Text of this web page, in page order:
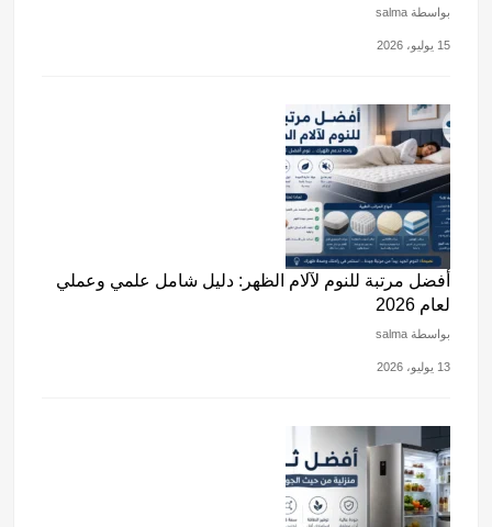
بواسطة salma
15 يوليو، 2026
أفضل مرتبة للنوم لآلام الظهر: دليل شامل علمي وعملي
لعام 2026
بواسطة salma
13 يوليو، 2026